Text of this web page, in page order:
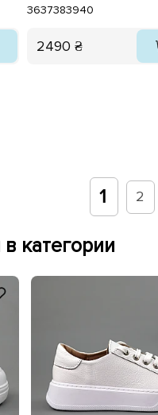
3637383940
2490 ₴
1 2
категории